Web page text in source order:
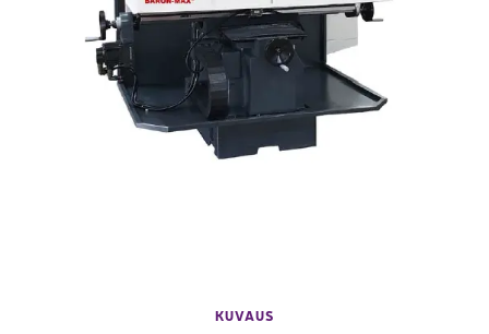
KUVAUS